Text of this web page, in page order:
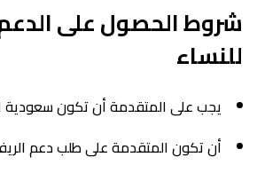
شروط الحصول على
للنساء
يجب على المتقدمة أن تكون سعودية
أن تكون المتقدمة على طلب دعم